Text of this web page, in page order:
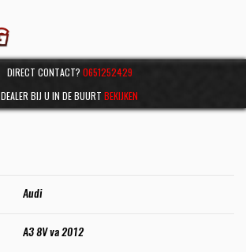
DIRECT CONTACT? 0651252429
DEALER BIJ U IN DE BUURT BEKIJKEN
Audi
A3 8V va 2012